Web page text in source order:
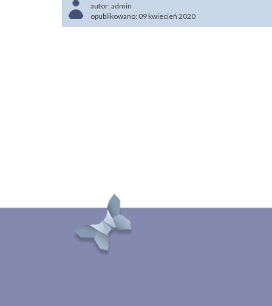
autor:admin
opublikowano: 09 kwiecień 2020